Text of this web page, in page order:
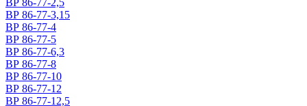
ВР 86-77-2,5
ВР 86-77-3,15
ВР 86-77-4
ВР 86-77-5
ВР 86-77-6,3
ВР 86-77-8
ВР 86-77-10
ВР 86-77-12
ВР 86-77-12,5